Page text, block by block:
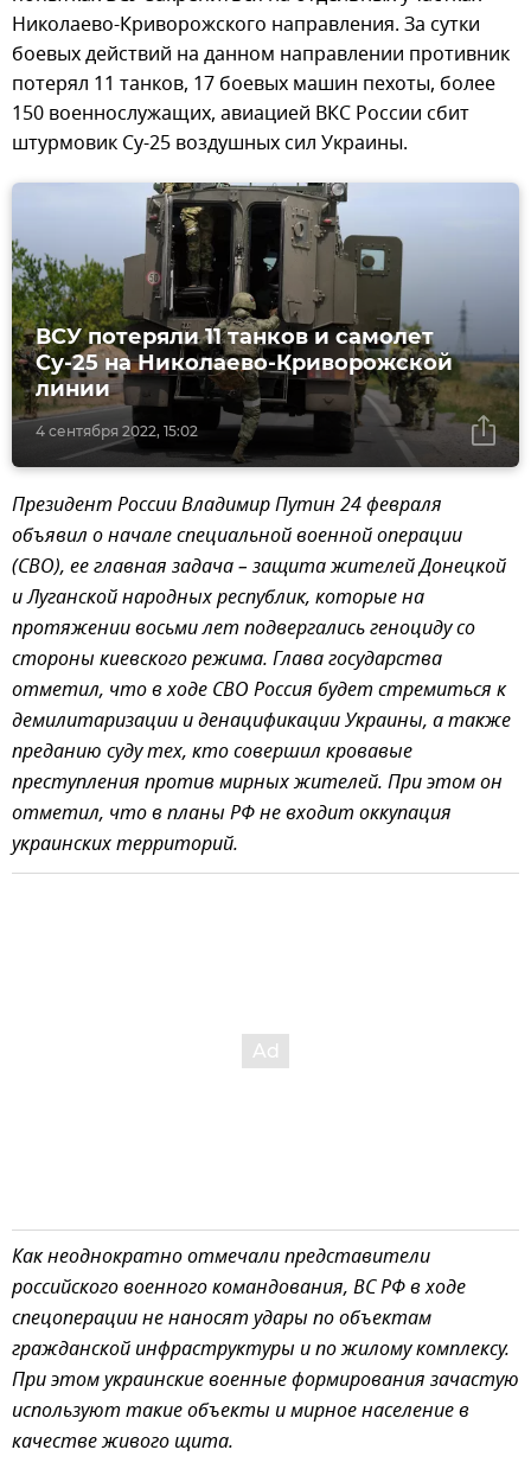
Николаево-Криворожского направления. За сутки
боевых действий на данном направлении противник
потерял 11 танков, 17 боевых машин пехоты, более
150 военнослужащих, авиацией ВКС России сбит
штурмовик Су-25 воздушных сил Украины.
4 сентября 2022, 15:02
ВСУ потеряли 11 танков и самолет
Су-25 на Николаево-Криворожской
линии
Президент России Владимир Путин 24 февраля
объявил о начале специальной военной операции
(СВО), ее главная задача – защита жителей Донецкой
и Луганской народных республик, которые на
протяжении восьми лет подвергались геноциду со
стороны киевского режима. Глава государства
отметил, что в ходе СВО Россия будет стремиться к
демилитаризации и денацификации Украины, а также
преданию суду тех, кто совершил кровавые
преступления против мирных жителей. При этом он
отметил, что в планы РФ не входит оккупация
украинских территорий.
Как неоднократно отмечали представители
российского военного командования, ВС РФ в ходе
спецоперации не наносят удары по объектам
гражданской инфраструктуры и по жилому комплексу.
При этом украинские военные формирования зачастую
используют такие объекты и мирное население в
качестве живого щита.